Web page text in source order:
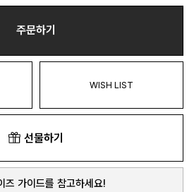
주문하기
WISH LIST
선물하기
즈 가이드를 참고하세요!